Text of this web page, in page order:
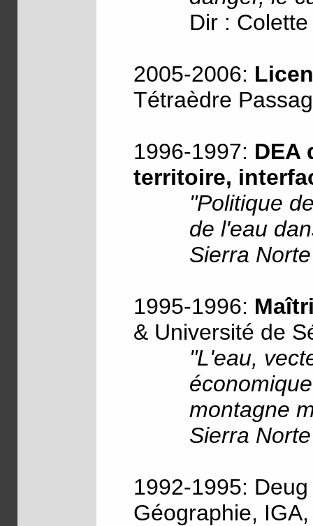
Dir :
2005-2006:
Tétraèdre
1996-1997: DEA
territoire,
"Politique
de l'eau
Sierra
1995-1996:
& Université de
"L'eau,
montagne
Sierra
1992-1995:
Géographie,